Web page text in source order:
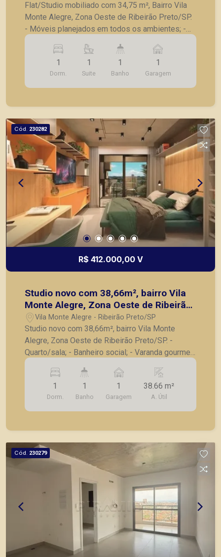
Flat/Studio mobiliado com 34,75 m², Bairro Vila
Monte Alegre, Zona Oeste de Ribeirão Preto/SP.
- Móveis planejados em todos os ambientes; -
Cozinha com armários planejados; - Banheiro
social completo; - Eletrodomésticos, incluindo
geladeira, micro-ondas e cooktop; - Utensílios
domésticos essenciais; - Enxoval básico incluso;
- Pronto para morar; - 01 Vaga de garagem; Ideal
preocupação com mudanças, compra de móveis
ou montagem do imóvel. A Piramid tem como
objetivo atender seus clientes com agilidade e
segurança, em locação, vendas de imóveis
prontos, usados ou mesmo nos principais
lançamentos da cidade de Ribeirão Preto.
1
Dorm.
1
Suite
1
Banho
1
Garagem
Cód. 230282
R$ 412.000,00 V
Studio novo com 38,66m², bairro Vila
Monte Alegre, Zona Oeste de Ribeirão
Preto/SP.
Vila Monte Alegre - Ribeirão Preto/SP
Studio novo com 38,66m², bairro Vila Monte
Alegre, Zona Oeste de Ribeirão Preto/SP. -
Quarto/sala; - Banheiro social; - Varanda gourmet;
- Cozinha; - Área de serviço; - 1 vaga de garagem.
A Piramid tem como objetivo atender seus
clientes com agilidade e segurança, em locação,
vendas de imóveis prontos, usados ou mesmo
nos principais lançamentos da cidade de Ribeirão
1
Dorm.
1
Banho
1
Garagem
38.66 m²
A. Útil
Cód. 230279